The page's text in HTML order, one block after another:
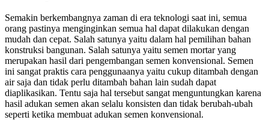
Semakin berkembangnya zaman di era teknologi saat ini, semua
orang pastinya menginginkan semua hal dapat dilakukan dengan
mudah dan cepat. Salah satunya yaitu dalam hal pemilihan bahan
konstruksi bangunan. Salah satunya yaitu semen mortar yang
merupakan hasil dari pengembangan semen konvensional. Semen
ini sangat praktis cara penggunaanya yaitu cukup ditambah dengan
air saja dan tidak perlu ditambah bahan lain sudah dapat
diaplikasikan. Tentu saja hal tersebut sangat menguntungkan karena
hasil adukan semen akan selalu konsisten dan tidak berubah-ubah
seperti ketika membuat adukan semen konvensional.